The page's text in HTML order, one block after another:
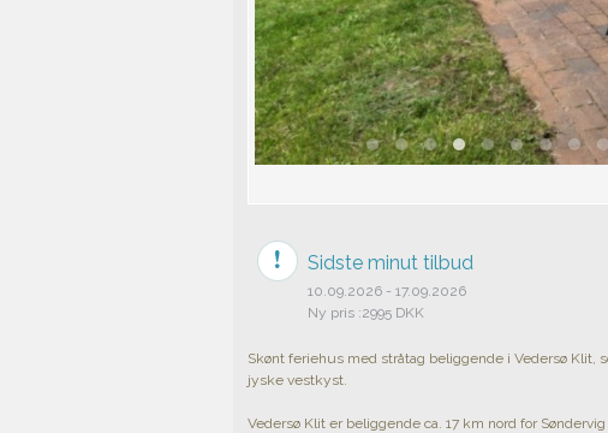
Sidste minut tilbud
10.09.2026 - 17.09.2026
Ny pris :2995 DKK
Skønt feriehus med stråtag beliggende i Vedersø
jyske vestkyst.
Vedersø Klit er beliggende ca. 17 km nord for